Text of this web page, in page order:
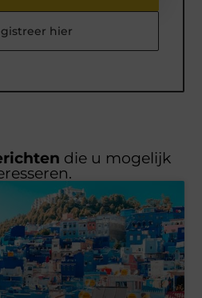
hier
die u mogelijk